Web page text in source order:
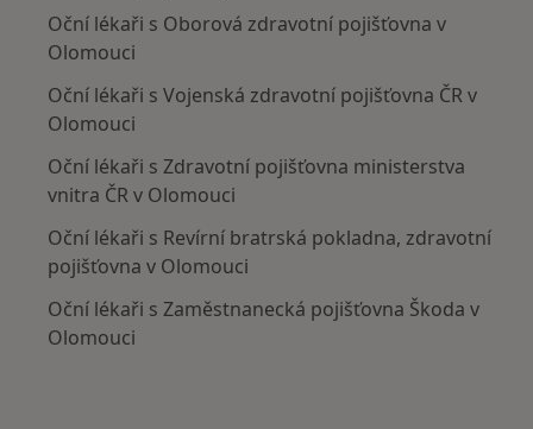
Oční lékaři s Oborová zdravotní pojišťovna v
Olomouci
Oční lékaři s Vojenská zdravotní pojišťovna ČR v
Olomouci
Oční lékaři s Zdravotní pojišťovna ministerstva
vnitra ČR v Olomouci
Oční lékaři s Revírní bratrská pokladna, zdravotní
pojišťovna v Olomouci
Oční lékaři s Zaměstnanecká pojišťovna Škoda v
Olomouci